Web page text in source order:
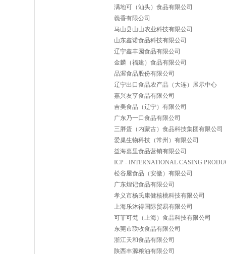
满地可（汕头）食品有限公司
義香有限公司
马山县山山农业科技有限公司
山东鑫诺食品科技有限公司
辽宁鑫丰园食品有限公司
金麟（福建）食品有限公司
品渥食品股份有限公司
辽宁出口食品农产品（大连）展示中心
嘉兴友享食品有限公司
吉美食品（辽宁）有限公司
广东乃一口食品有限公司
三胖蛋（内蒙古）食品科技集团有限公司
爱巢生物科技（常州）有限公司
益海嘉里食品营销有限公司
ICP - INTERNATIONAL CASING
松谷屋食品（安徽）有限公司
广东煌记食品有限公司
孝义市杨氏康健核桃科技有限公司
上海乐沐得国际贸易有限公司
可菲可梵（上海）食品科技有限公司
东莞市联收食品有限公司
浙江天和食品有限公司
陕西丰源粮油有限公司